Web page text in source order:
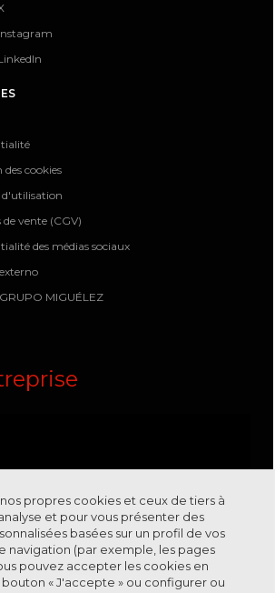
cookies
d'utilisation
vente (CGV)
des médias sociaux
MIGUÉLEZ
nos propres cookies et ceux de tiers à
et pour vous présenter des
basées sur un profil de vos
navigation (par exemple, les pages
pouvez accepter les cookies en
bouton « J'accepte » ou configurer ou